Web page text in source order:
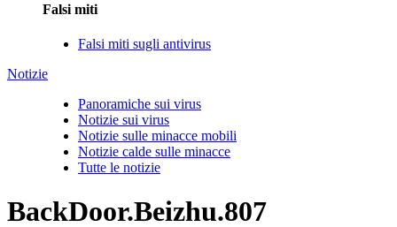
Falsi miti
Falsi miti sugli antivirus
Notizie
Panoramiche sui virus
Notizie sui virus
Notizie sulle minacce mobili
Notizie calde sulle minacce
Tutte le notizie
BackDoor.Beizhu.807